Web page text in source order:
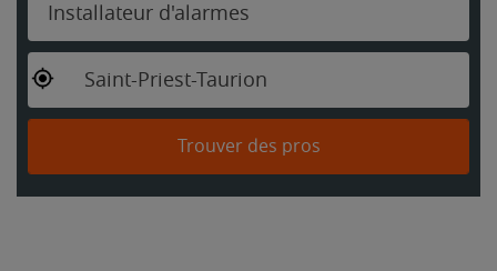
Installateur d'alarmes
Saint-Priest-Taurion
Trouver des pros